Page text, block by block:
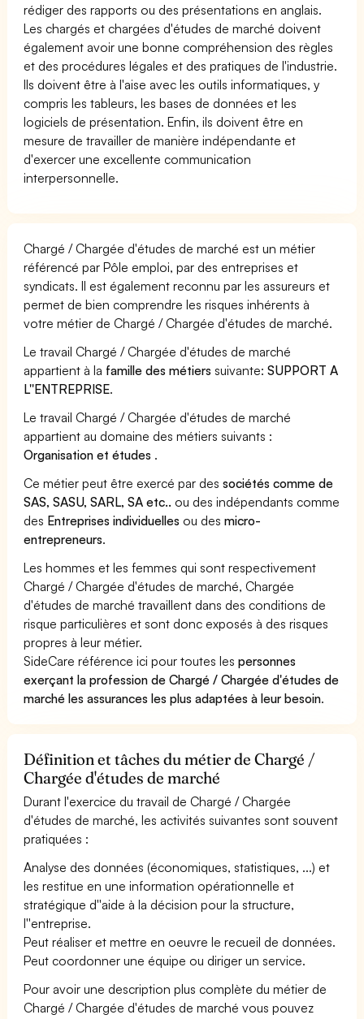
rédiger des rapports ou des présentations en anglais.
Les chargés et chargées d'études de marché doivent
également avoir une bonne compréhension des règles
et des procédures légales et des pratiques de l'industrie.
Ils doivent être à l'aise avec les outils informatiques, y
compris les tableurs, les bases de données et les
logiciels de présentation. Enfin, ils doivent être en
mesure de travailler de manière indépendante et
d'exercer une excellente communication
interpersonnelle.
Chargé / Chargée d'études de marché est un métier
référencé par Pôle emploi, par des entreprises et
syndicats. Il est également reconnu par les assureurs et
permet de bien comprendre les risques inhérents à
votre métier de Chargé / Chargée d'études de marché.
Le travail Chargé / Chargée d'études de marché
appartient à la famille des métiers suivante:SUPPORT A
L''ENTREPRISE.
Le travail Chargé / Chargée d'études de marché
appartient au domaine des métiers suivants :
Organisation et études .
Ce métier peut être exercé par dessociétés comme de
SAS, SASU, SARL, SA etc.. ou des indépendants comme
des Entreprises individuelles ou desmicro-
entrepreneurs.
Les hommes et les femmes qui sont respectivement
Chargé / Chargée d'études de marché, Chargée
d'études de marché travaillent dans des conditions de
risque particulières et sont donc exposés à des risques
propres à leur métier.
SideCare référence ici pour toutes lespersonnes
exerçant la profession de Chargé / Chargée d'études de
marché les assurances les plus adaptées à leur besoin.
Définition et tâches du métier de Chargé /
Chargée d'études de marché
Durant l'exercice du travail de Chargé / Chargée
d'études de marché, les activités suivantes sont souvent
pratiquées :
Analyse des données (économiques, statistiques, ...) et
les restitue en une information opérationnelle et
stratégique d''aide à la décision pour la structure,
l''entreprise.
Peut réaliser et mettre en oeuvre le recueil de données.
Peut coordonner une équipe ou diriger un service.
Pour avoir une description plus complète du métier de
Chargé / Chargée d'études de marché vous pouvez